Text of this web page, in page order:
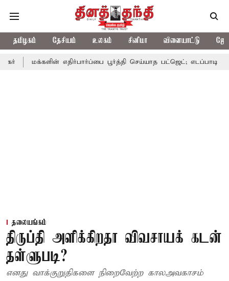
தமிழகம் தேசியம் உலகம் சினிமா விளையாட்டு
எதிர்பார்ப்பை பூர்த்தி செய்யாத பட்ஜெட்; எடப்பாடி பழனிசாமி
தலையங்கம்
திருப்தி அளிக்கிறதா விவசாயக் கடன்
தள்ளுபடி?
எனது வாக்குறுதிகளை நிறைவேற்ற காலஅவகாசம்